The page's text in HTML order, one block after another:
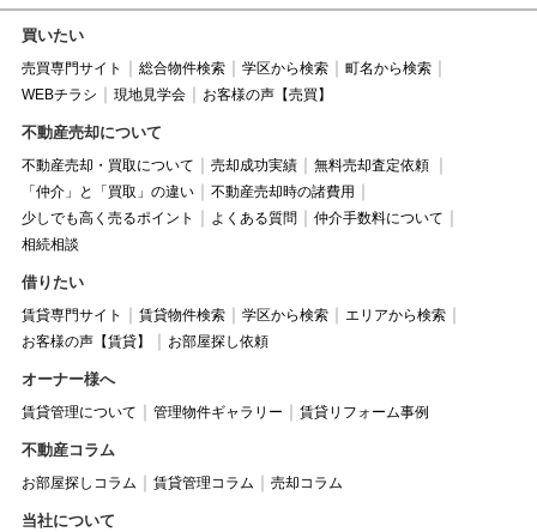
買いたい
売買専門サイト 総合物件検索 学区から検索
町名から検索
WEBチラシ
現地見学会 お客様の声【売買】
不動産売却について
不動産売却・買取について 売却成功実績
無料売却査定依頼
「仲介」と「買取」の違い
不動産売却時の諸費用
少しでも高く売るポイント
よくある質問
仲介手数料について
相続相談
借りたい
賃貸専門サイト 賃貸物件検索 学区から検索
エリアから検索
お客様の声【賃貸】
お部屋探し依頼
オーナー様へ
賃貸管理について 管理物件ギャラリー 賃貸リフォーム事例
不動産コラム
お部屋探しコラム 賃貸管理コラム 売却コラム
当社について